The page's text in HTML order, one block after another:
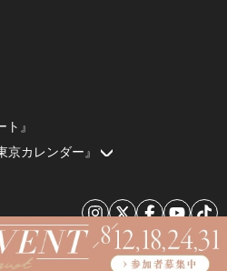
』
カレンダー』
© 2026 by Tokyo Calendar, Inc.